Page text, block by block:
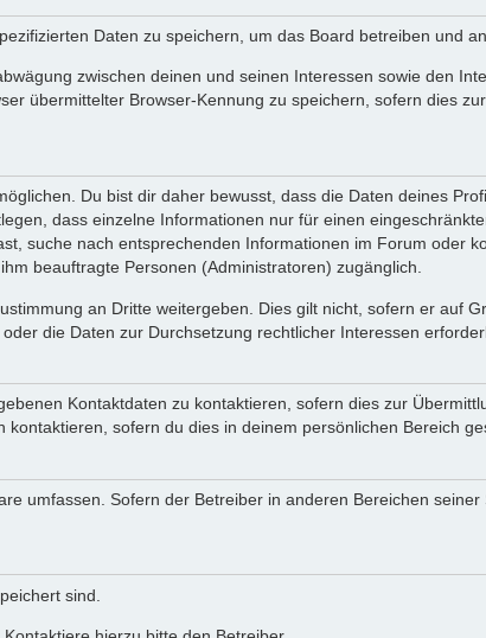
Daten zu speichern, um das Board betreiben und
zwischen deinen und seinen Interessen sowie den
übermittelter Browser-Kennung zu speichern, sofern dies
Du bist dir daher bewusst, dass die Daten deines
dass einzelne Informationen nur für einen
suche nach entsprechenden Informationen im Forum oder
beauftragte Personen (Administratoren) zugänglich.
an Dritte weitergeben. Dies gilt nicht, sofern er auf
die Daten zur Durchsetzung rechtlicher Interessen
Kontaktdaten zu kontaktieren, sofern dies zur
sofern du dies in deinem persönlichen Bereich
umfassen. Sofern der Betreiber in anderen Bereichen
sind.